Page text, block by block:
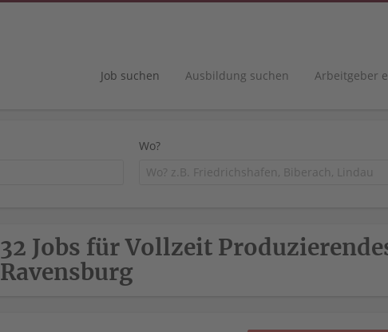
Job suchen Ausbildung suchen Arbeitgeber
Wo?
32 Jobs für Vollzeit
Ravensburg